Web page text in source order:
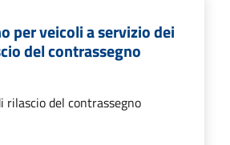
per veicoli a servizio dei
del contrassegno
rilascio del contrassegno